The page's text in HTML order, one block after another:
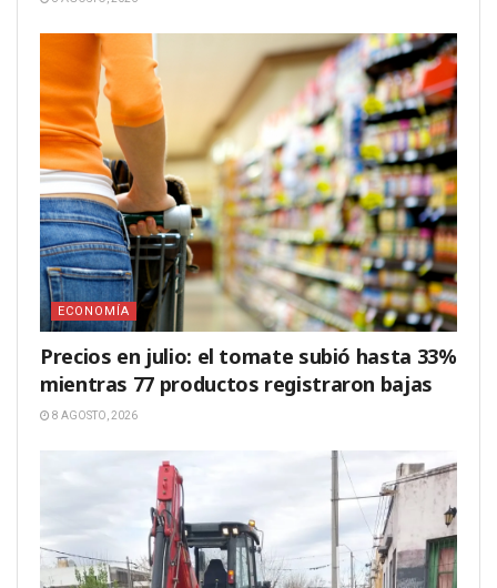
ECONOMÍA
Precios en julio: el tomate subió hasta 33%
mientras 77 productos registraron bajas
8 AGOSTO, 2026